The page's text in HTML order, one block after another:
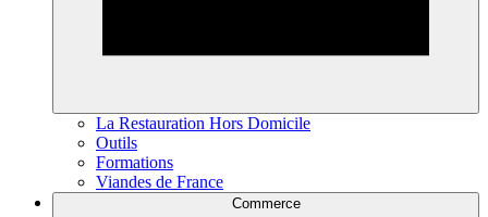
La Restauration Hors Domicile
Outils
Formations
Viandes de France
Commerce